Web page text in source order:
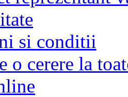
si conditii
o cerere la